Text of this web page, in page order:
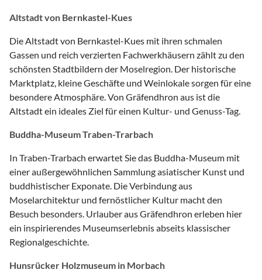
Altstadt von Bernkastel-Kues
Die Altstadt von Bernkastel-Kues mit ihren schmalen
Gassen und reich verzierten Fachwerkhäusern zählt zu den
schönsten Stadtbildern der Moselregion. Der historische
Marktplatz, kleine Geschäfte und Weinlokale sorgen für eine
besondere Atmosphäre. Von Gräfendhron aus ist die
Altstadt ein ideales Ziel für einen Kultur- und Genuss-Tag.
Buddha-Museum Traben-Trarbach
In Traben-Trarbach erwartet Sie das Buddha-Museum mit
einer außergewöhnlichen Sammlung asiatischer Kunst und
buddhistischer Exponate. Die Verbindung aus
Moselarchitektur und fernöstlicher Kultur macht den
Besuch besonders. Urlauber aus Gräfendhron erleben hier
ein inspirierendes Museumserlebnis abseits klassischer
Regionalgeschichte.
Hunsrücker Holzmuseum in Morbach